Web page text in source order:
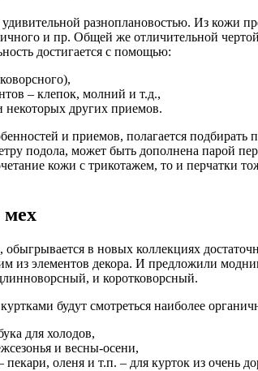
разноплановостью. Из кожи
и пр. Общей же отличительной
достигается с помощью:
– клепок, молний и т.д.,
некоторых других приемов.
и приемов, полагается подбирать
подола, может быть дополнена парой
кожи с трикотажем, то и перчатки
мех
обыгрывается в новых коллекциях
из элементов декора. И предложили
и коротковорсный.
будут смотреться наиболее
для холодов,
и весны-осени,
оленя и т.п. – для курток из очень